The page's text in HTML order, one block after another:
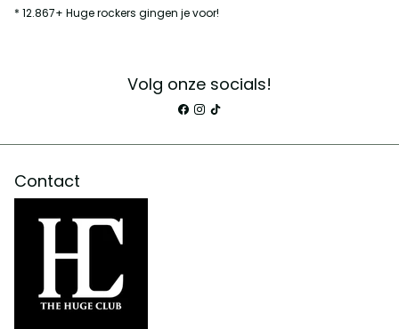
* 12.867+ Huge rockers gingen je voor!
Volg onze socials!
Contact